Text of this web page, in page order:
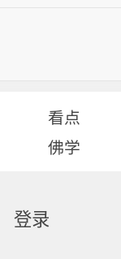
看点
佛学
登录